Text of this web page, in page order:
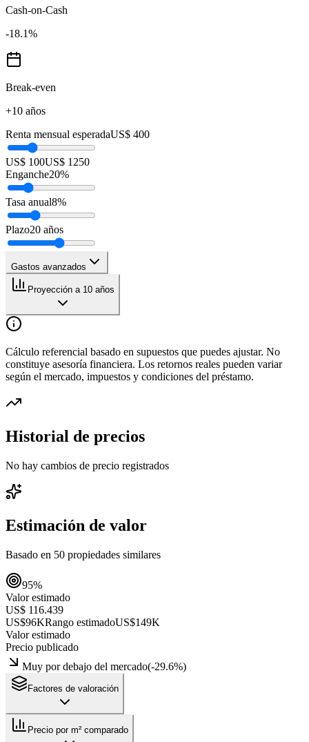
Cash-on-Cash
-18.1%
Break-even
+10 años
Renta mensual esperadaUS$ 400
US$ 100US$ 1250
Enganche20%
Tasa anual8%
Plazo20 años
Gastos avanzados
Proyección a 10 años
Cálculo referencial basado en supuestos que puedes ajustar. No
constituye asesoría financiera. Los retornos reales pueden variar
según el mercado, impuestos y condiciones del préstamo.
Historial de precios
No hay cambios de precio registrados
Estimación de valor
Basado en 50 propiedades similares
95%
Valor estimado
US$ 116.439
US$96KRango estimadoUS$149K
Valor estimado
Precio publicado
Muy por debajo del mercado(-29.6%)
Factores de valoración
Precio por m² comparado